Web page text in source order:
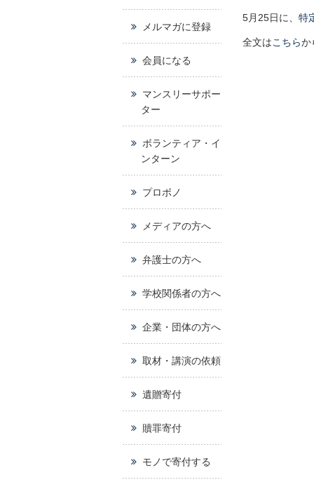
5月25日に、 特
全文はこちらか
メルマガに登録
会員になる
マンスリーサポー
ター
ボランティア・イ
ンターン
プロボノ
メディアの方へ
弁護士の方へ
学校関係者の方へ
企業・団体の方へ
取材・講演の依頼
遺贈寄付
贖罪寄付
モノで寄付する